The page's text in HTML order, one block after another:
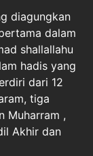
diagungkan
dalam
shallallahu
hadis yang
dari 12
tiga
Muharram ,
Akhir dan